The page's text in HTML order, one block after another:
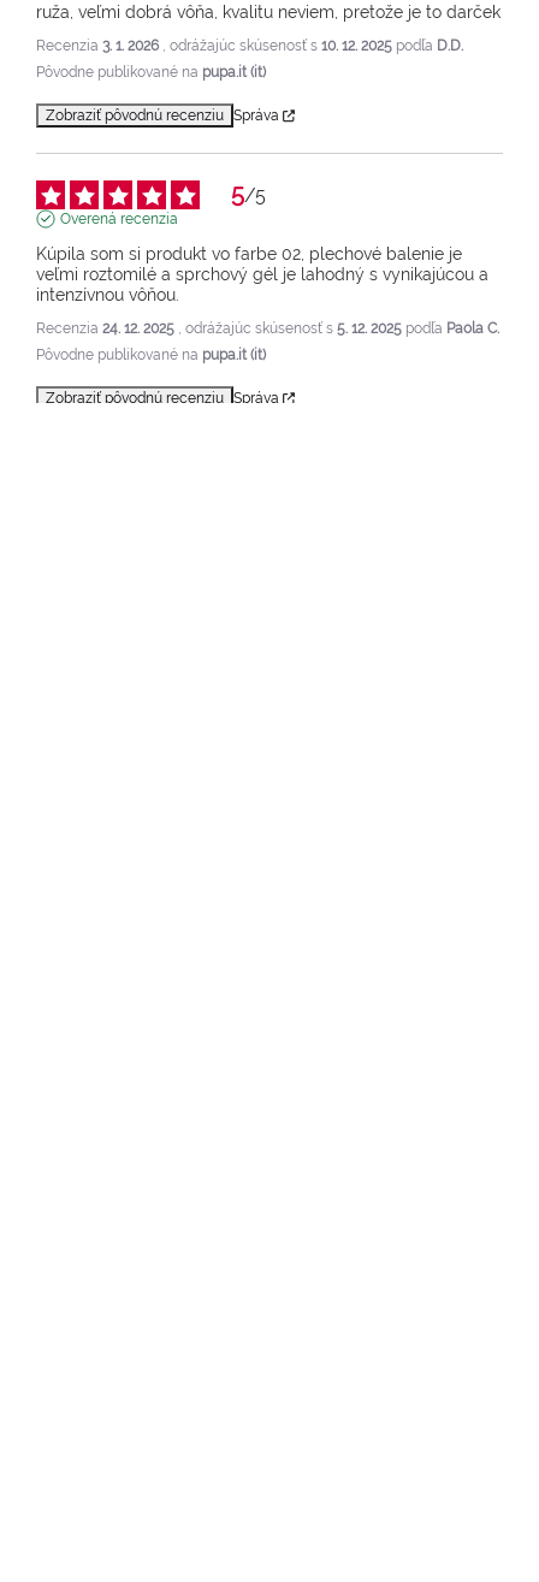
ruža, veľmi dobrá vôňa, kvalitu neviem, pretože je to darček
Recenzia 3. 1. 2026 , odrážajúc skúsenosť s 10. 12. 2025 podľa D.D.
Pôvodne publikované na pupa.it (it)
Zobraziť pôvodnú recenziu Správa
5/5
Overená recenzia
Kúpila som si produkt vo farbe 02, plechové balenie je
veľmi roztomilé a sprchový gél je lahodný s vynikajúcou a
intenzívnou vôňou.
Recenzia 24. 12. 2025 , odrážajúc skúsenosť s 5. 12. 2025 podľa Paola C.
Pôvodne publikované na pupa.it (it)
Zobraziť pôvodnú recenziu Správa